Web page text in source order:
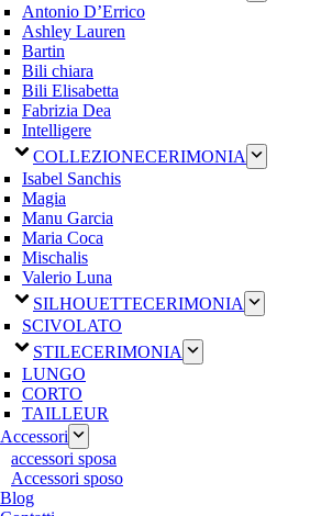
Antonio D’Errico
Ashley Lauren
Bartin
Bili chiara
Bili Elisabetta
Fabrizia Dea
Intelligere
COLLEZIONECERIMONIA
Isabel Sanchis
Magia
Manu Garcia
Maria Coca
Mischalis
Valerio Luna
SILHOUETTECERIMONIA
SCIVOLATO
STILECERIMONIA
LUNGO
CORTO
TAILLEUR
Accessori
accessori sposa
Accessori sposo
Blog